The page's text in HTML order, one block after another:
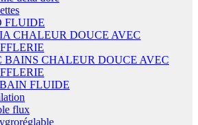
FLUIDE
CHALEUR DOUCE AVEC
BAINS CHALEUR DOUCE AVEC
FLUIDE
flux